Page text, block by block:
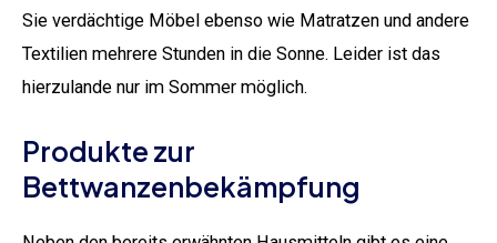
Sie verdächtige Möbel ebenso wie Matratzen und andere
Textilien mehrere Stunden in die Sonne. Leider ist das
hierzulande nur im Sommer möglich.
Produkte zur
Bettwanzenbekämpfung